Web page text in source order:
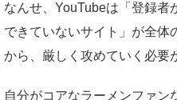
なんせ、YouTubeは「登録者
できていないサイト」が全体
から、厳しく攻めていく必要
自分がコアなラーメンファン